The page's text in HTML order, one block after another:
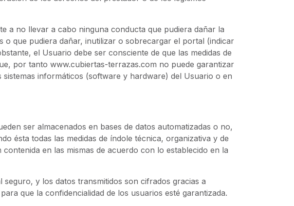
a no llevar a cabo ninguna conducta que pudiera dañar la
que pudiera dañar, inutilizar o sobrecargar el portal (indicar
el Usuario debe ser consciente de que las medidas de
por tanto www.cubiertas-terrazas.com no puede garantizar
informáticos (software y hardware) del Usuario o en
ser almacenados en bases de datos automatizadas o no,
ésta todas las medidas de índole técnica, organizativa y de
en las mismas de acuerdo con lo establecido en la
y los datos transmitidos son cifrados gracias a
que la confidencialidad de los usuarios esté garantizada.